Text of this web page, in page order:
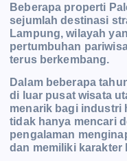
Beberapa properti
sejumlah destinasi
Lampung, wilayah
pertumbuhan
terus berkembang.
Dalam beberapa
di luar pusat wisata
menarik bagi industri
tidak hanya mencari
pengalaman
dan memiliki karakter